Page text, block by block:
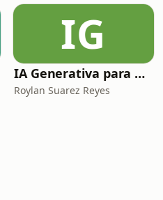
IG
IA Generativa para No Techs
Roylan Suarez Reyes